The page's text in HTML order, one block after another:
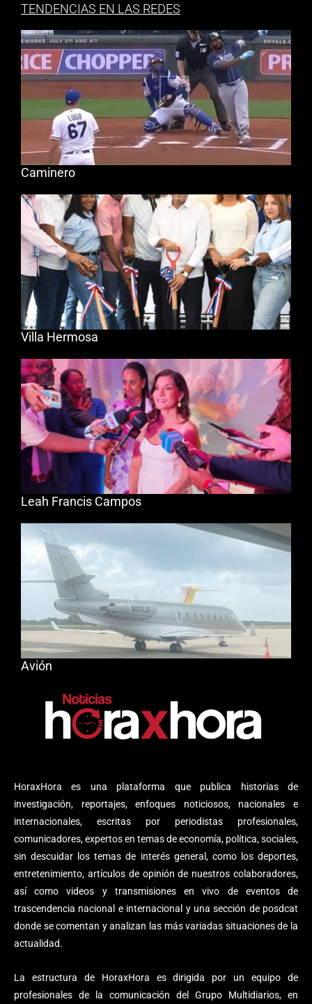
HoraxHora es una plataforma que publica historias de
investigación, reportajes, enfoques noticiosos, nacionales e
internacionales, escritas por periodistas profesionales,
comunicadores, expertos en temas de economía, política, sociales,
sin descuidar los temas de interés general, como los deportes,
entretenimiento, artículos de opinión de nuestros colaboradores,
así como videos y transmisiones en vivo de eventos de
trascendencia nacional e internacional y una sección de posdcat
donde se comentan y analizan las más variadas situaciones de la
actualidad.
La estructura de HoraxHora es dirigida por un equipo de
profesionales de la comunicación del Grupo Multidiarios, en
TENDENCIAS EN LAS REDES
Caminero
Villa Hermosa
Leah Francis Campos
Avión